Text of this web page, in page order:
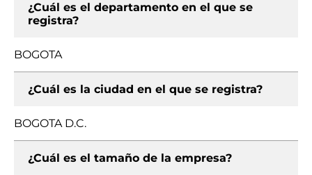
¿Cuál es el departamento en el que se
registra?
BOGOTA
¿Cuál es la ciudad en el que se registra?
BOGOTA D.C.
¿Cuál es el tamaño de la empresa?